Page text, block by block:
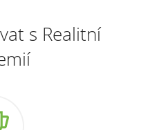
s Realitní